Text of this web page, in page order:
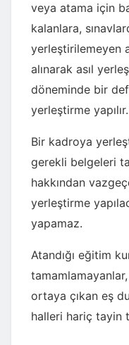
veya atama için
kalanlara,
yerleştirilemeyen
alınarak asıl
döneminde bir
yerleştirme yapılır.
Bir kadroya
gerekli belgeleri
hakkından
yerleştirme
yapamaz.
Atandığı eğitim
ortaya çıkan eş
halleri hariç tayin